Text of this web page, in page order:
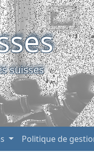
suisses
Politique de